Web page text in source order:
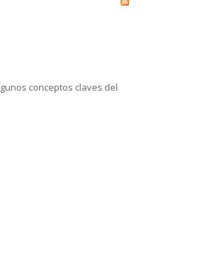
conceptos claves del